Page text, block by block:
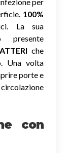
100%
La sua
presente
che
Una volta
porte e
con